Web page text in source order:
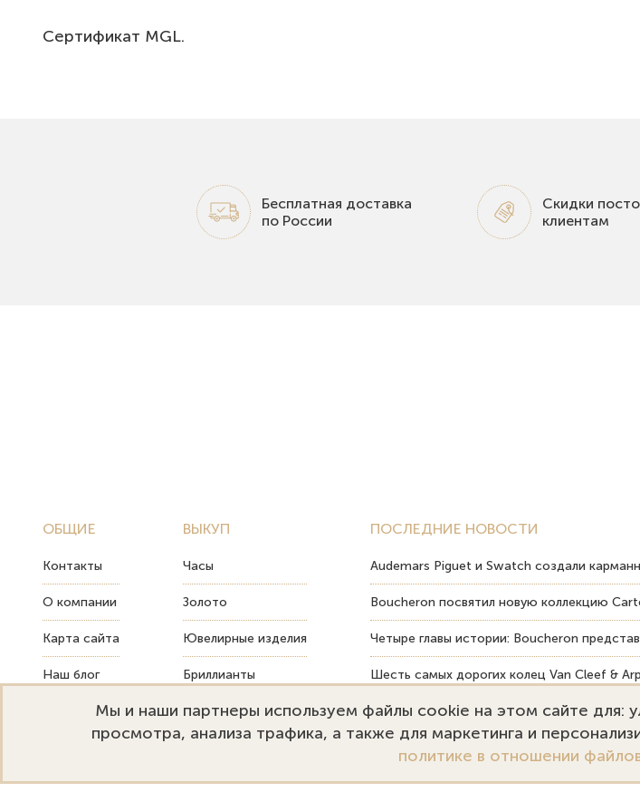
Сертификат MGL.
Бесплатная доставка
по России
Скидки
клиентам
ОБЩИЕ
Контакты
О компании
Карта сайта
Наш блог
ВЫКУП
Часы
Золото
Ювелирные изделия
Бриллианты
Монеты
ПОСЛЕДНИЕ НОВОСТИ
Audemars Piguet и Swatch создали
Boucheron посвятил новую коллекцию
Четыре главы истории: Boucheron
Шесть самых дорогих колец Van Cleef &
Как твердость драгоценных камней
Мы и наши партнеры используем файлы cookie на этом сайте для:
просмотра, анализа трафика, а также для маркетинга и
политике в отношении